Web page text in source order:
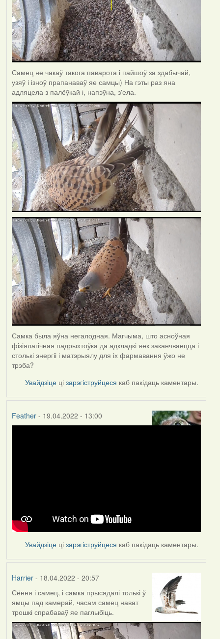
Самец не чакаў такога паварота і пайшоў за здабычай,
узяў і ізноў прапанаваў яе самцы) На гэты раз яна
адляцела з палёўкай і, напэўна, з'ела.
Самка была яўна негалодная. Магчыма, што асноўная
фізіялагічная падрыхтоўка да адкладкі яек заканчваецца і
столькі энергіі і матэрыялу для іх фармавання ўжо не
трэба?
Увайдзіце цізарэгіструйцеся каб пакідаць каментары.
Feather- 19.04.2022 - 13:00
Увайдзіце цізарэгіструйцеся каб пакідаць каментары.
Harrier- 18.04.2022 - 20:57
Сёння і самец, і самка прысядалі толькі ў
ямцы пад камерай, часам самец нават
трошкі спрабаваў яе паглыбіць.